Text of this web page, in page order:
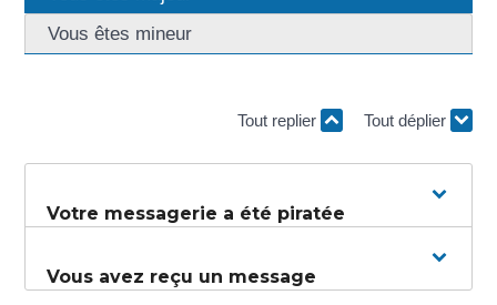
Vous êtes mineur
Tout replier Tout déplier
Votre messagerie a été piratée
Vous avez reçu un message